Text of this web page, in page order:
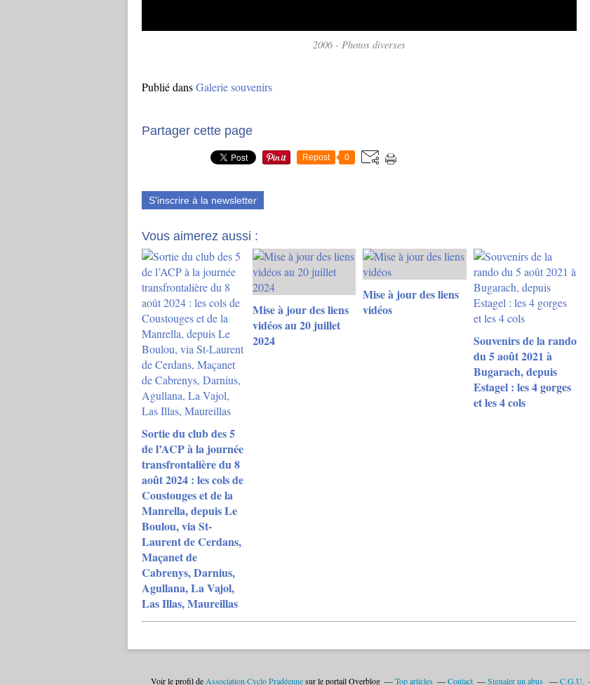
2006 - Photos diverses
Publié dansGalerie souvenirs
Partager cette page
Repost 0
S'inscrire à la newsletter
Vous aimerez aussi :
Sortie du club des 5
de l’ACP à la journée
transfrontalière du 8
août 2024 : les cols de
Coustouges et de la
Manrella, depuis Le
Boulou, via St-
Laurent de Cerdans,
Maçanet de
Cabrenys, Darnius,
Agullana, La Vajol,
Las Illas, Maureillas
Mise à jour des liens
vidéos au 20 juillet
2024
Mise à jour des liens
vidéos
Souvenirs de la rando
du 5 août 2021 à
Bugarach, depuis
Estagel : les 4 gorges
et les 4 cols
Voir le profil de Association Cyclo Pradéennesur le portail Overblog Top articles Contact Signaler un abus C.G.U.